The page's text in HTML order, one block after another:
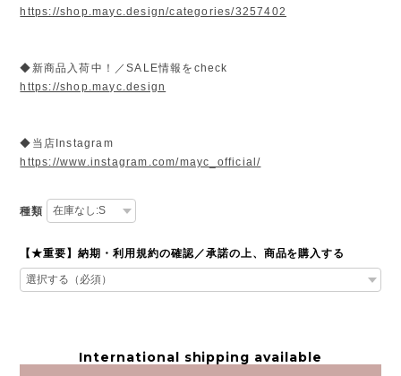
https://shop.mayc.design/categories/3257402
◆新商品入荷中！／SALE情報をcheck
https://shop.mayc.design
◆当店Instagram
https://www.instagram.com/mayc_official/
種類
【★重要】納期・利用規約の確認／承諾の上、商品を購入する
International shipping available